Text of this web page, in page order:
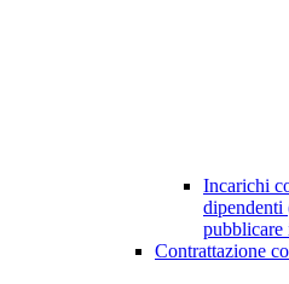
Incarichi
dipendenti
pubblicare
Contrattazione